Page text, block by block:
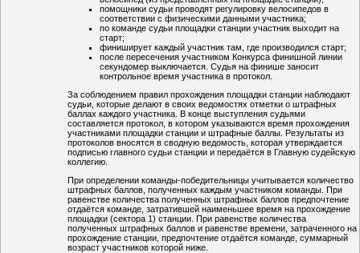
помощники судьи проводят регулировку велосипедов в
соответствии с физическими данными участника;
по команде судьи площадки станции участник выходит на
старт;
финиширует каждый участник там, где производился старт;
после пересечения участником Конкурса финишной линии
секундомер выключается. Судья на финише заносит
контрольное время участника в протокол.
За соблюдением правил прохождения площадки станции наблюдают
судьи, которые делают в своих ведомостях отметки о штрафных
баллах каждого участника. В конце выступления судьями
составляется протокол, в котором указываются время прохождения
участниками площадки станции и штрафные баллы. Результаты из
протоколов вносятся в сводную ведомость, которая утверждается
подписью главного судьи станции и передаётся в Главную судейскую
коллегию.
При определении команды-победительницы учитывается количество
штрафных баллов, полученных каждым участником команды. При
равенстве количества полученных штрафных баллов предпочтение
отдаётся команде, затратившей наименьшее время на прохождение
площадки (сектора 1) станции. При равенстве количества
полученных штрафных баллов и равенстве времени, затраченного на
прохождение станции, предпочтение отдаётся команде, суммарный
возраст участников которой ниже.